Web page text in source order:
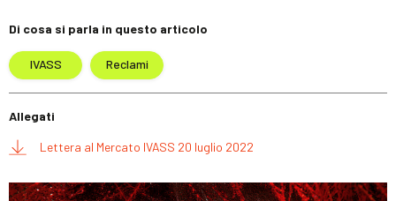
Di cosa si parla in questo articolo
IVASS Reclami
Allegati
Lettera al Mercato IVASS 20 luglio 2022